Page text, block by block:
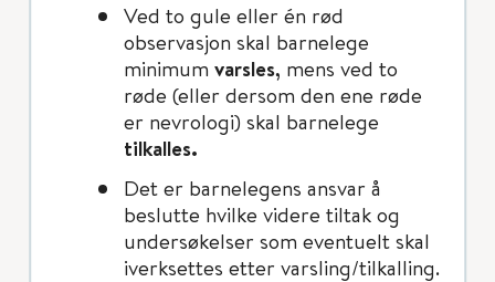
Ved to gule eller én rød
observasjon skal barnelege
minimum varsles, mens ved to
røde (eller dersom den ene røde
er nevrologi) skal barnelege
tilkalles.
Det er barnelegens ansvar å
beslutte hvilke videre tiltak og
undersøkelser som eventuelt skal
iverksettes etter varsling/tilkalling.